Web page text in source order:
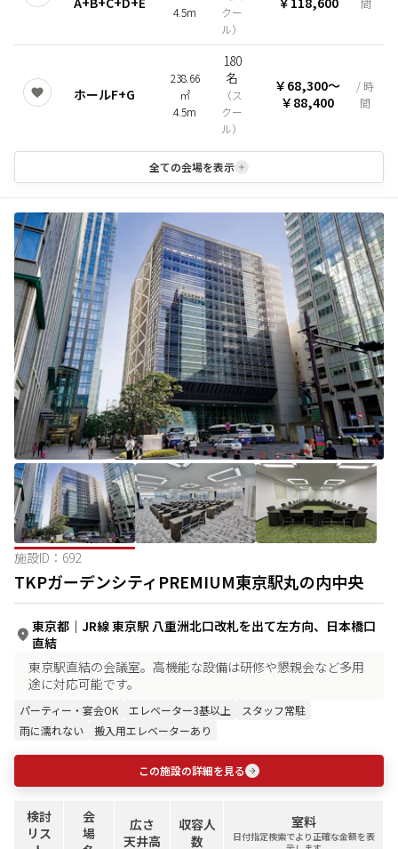
4.5m
クー
ル）
間
ホールF+G
238.66
㎡
4.5m
180
名
（ス
クー
ル）
￥68,300〜
￥88,400
/ 時
間
全ての会場を表示
施設ID： 692
TKPガーデンシティPREMIUM東京駅丸の内中央
東京都 ｜ JR線 東京駅 八重洲北口改札を出て左方向、日本橋口
直結
東京駅直結の会議室。高機能な設備は研修や懇親会など多用
途に対応可能です。
パーティー・宴会OK エレベーター3基以上
スタッフ常駐
雨に濡れない
搬入用エレベーターあり
この施設の詳細を見る
検討
リス
会
場
広さ
天井高
収容人
数
室料
日付指定検索でより正確な金額を表